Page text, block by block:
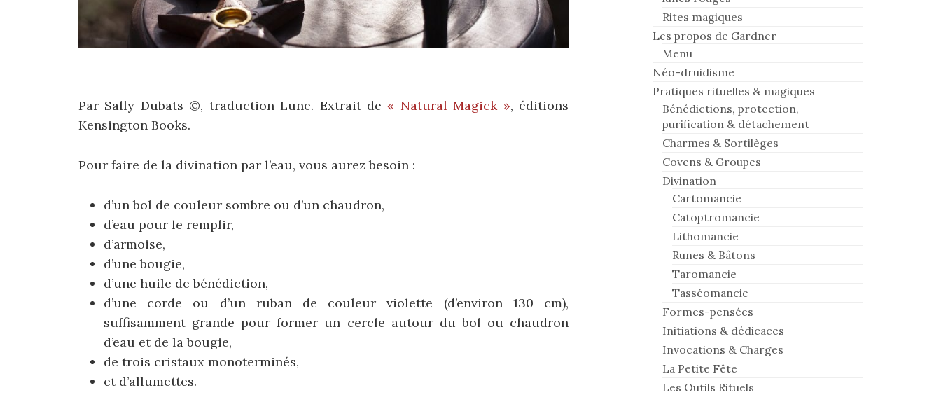
Par Sally Dubats ©, traduction Lune. Extrait de« Natural Magick », éditions
Kensington Books.
Pour faire de la divination par l’eau, vous aurez besoin :
d’un bol de couleur sombre ou d’un chaudron,
d’eau pour le remplir,
d’armoise,
d’une bougie,
d’une huile de bénédiction,
d’une corde ou d’un ruban de couleur violette (d’environ 130 cm),
suffisamment grande pour former un cercle autour du bol ou chaudron
d’eau et de la bougie,
de trois cristaux monoterminés,
et d’allumettes.
Rites magiques
Les propos de Gardner
Menu
Néo-druidisme
Pratiques rituelles & magiques
Bénédictions, protection,
purification & détachement
Charmes & Sortilèges
Covens & Groupes
Divination
Cartomancie
Catoptromancie
Lithomancie
Runes & Bâtons
Taromancie
Tasséomancie
Formes-pensées
Initiations & dédicaces
Invocations & Charges
La Petite Fête
Les Outils Rituels